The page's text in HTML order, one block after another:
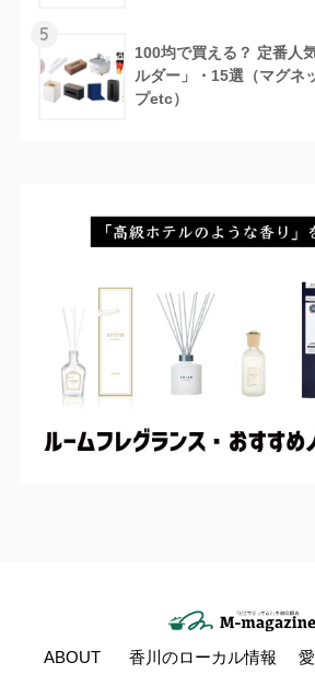
5
100均で買える？ 定番人
ルダー」・15選（マグネ
プetc）
ABOUT 香川のローカル情報